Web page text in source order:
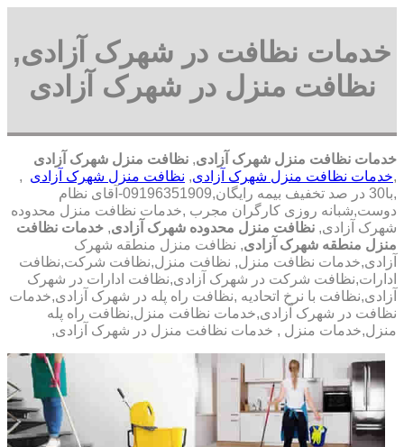
خدمات نظافت در شهرک آزادی,
نظافت منزل در شهرک آزادی
خدمات نظافت منزل شهرک آزادی, نظافت منزل شهرک آزادی
,خدمات نظافت منزل شهرک آزادی, نظافت منزل شهرک آزادی ,
,با
30 در صد تخفیف بیمه رایگان,09196351909-آقای نظام
دوست,شبانه روزی کارگران مجرب ,خدمات نظافت منزل محدوده
شهرک آزادی, نظافت منزل محدوده شهرک آزادی, خدمات نظافت
منزل منطقه شهرک آزادی, نظافت منزل منطقه شهرک
آزادی,خدمات نظافت منزل, نظافت منزل,نظافت شرکت,نظافت
ادارات,نظافت شرکت در شهرک آزادی,نظافت ادارات در شهرک
آزادی,نظافت با نرخ اتحادیه ,نظافت راه پله در شهرک آزادی,خدمات
نظافت در شهرک آزادی,خدمات نظافت منزل,نظافت راه پله
منزل,خدمات منزل , خدمات نظافت منزل در شهرک آزادی,